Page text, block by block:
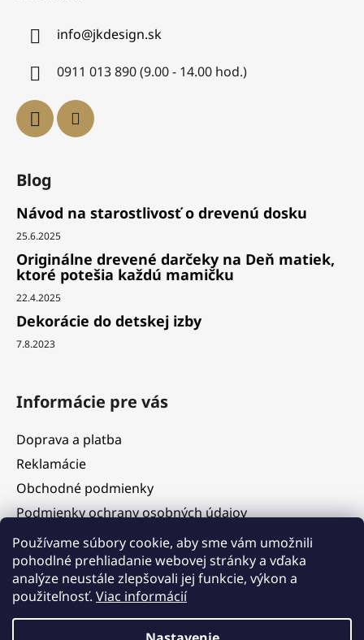
Používame súbory cookie, aby sme vám umožnili
pohodlné prehliadanie webovej stránky a vďaka
analýze neustále zlepšovali jej funkcie, výkon a
použiteľnosť. Viac informácií
info@jkdesign.sk
0911 013 890 (9.00 - 14.00 hod.)
Blog
Návod na starostlivosť o drevenú dosku
25.6.2025
Originálne drevené darčeky na Deň matiek,
ktoré potešia každú mamičku
22.4.2025
Dekorácie do detskej izby
7.8.2023
Informácie pre vás
Doprava a platba
Reklamácie
Obchodné podmienky
Podmienky ochrany osobných údajov
Služby
Hodnotenie obchodu
Blog